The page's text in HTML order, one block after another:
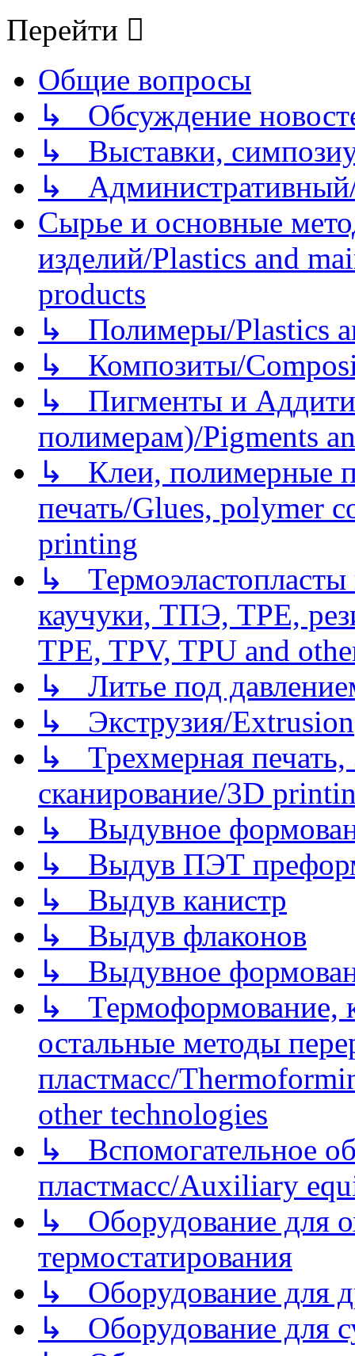
Перейти
Общие вопросы
↳ Обсуждение
↳ Выставки,
↳
Сырье и основные
изделий/Plastics and
products
↳ Полимеры/Plastics
↳ Композиты/
↳ Пигменты и
полимерам)/Pigments
↳ Клеи, полимерные
печать/Glues, polymer
printing
↳
каучуки, ТПЭ, TPE,
TPE, TPV, TPU and
↳ Литье под
↳ Экструзия/Extrusion
↳ Трехмерная
сканирование/3D
↳ Выдувное
↳ Выдув ПЭТ
↳ Выдув канистр
↳ Выдув флаконов
↳ Выдувное
↳ Термоформование,
остальные методы
пластмасс/
other technologies
↳ Вспомогательное
пластмасс/Auxiliary
↳ Оборудование для
термостатирования
↳ Оборудование для
↳ Оборудование для